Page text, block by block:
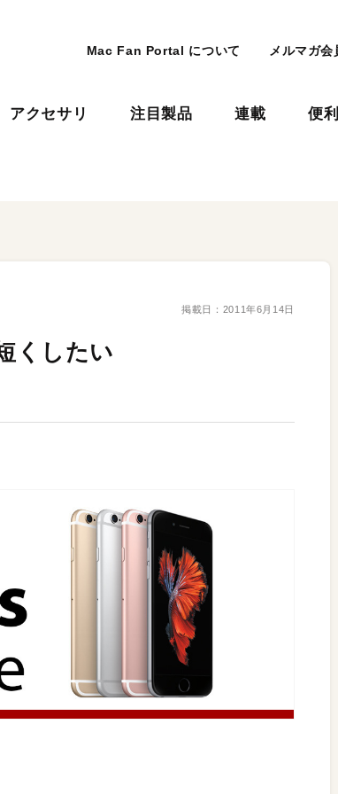
Mac Fan Portal について メルマガ会
アクセサリ 注目製品 連載 便
掲載日： 2011年6月14日
くしたい